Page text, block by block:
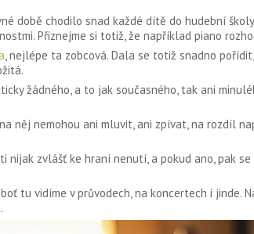
době chodilo snad každé dítě do hudební
Přiznejme si totiž, že například piano
, nejlépe ta zobcová. Dala se totiž snadno
žádného, a to jak současného, tak ani
něj nemohou ani mluvit, ani zpívat, na rozdíl
zvlášť ke hraní nenutí, a pokud ano, pak
tu vidíme v průvodech, na koncertech i jinde.